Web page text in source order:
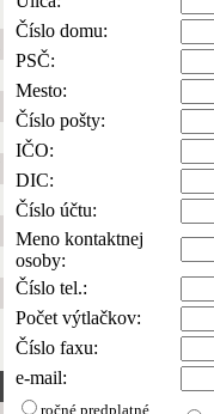
Číslo domu:
PSČ:
Mesto:
Číslo pošty:
IČO:
DIC:
Číslo účtu:
Meno kontaktnej
osoby:
Číslo tel.:
Počet výtlačkov:
Číslo faxu:
e-mail:
ročné predplatné